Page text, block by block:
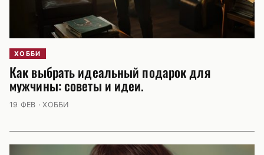
ХОББИ
Как выбрать идеальный подарок для
мужчины: советы и идеи.
19 ФЕВ · ХОББИ